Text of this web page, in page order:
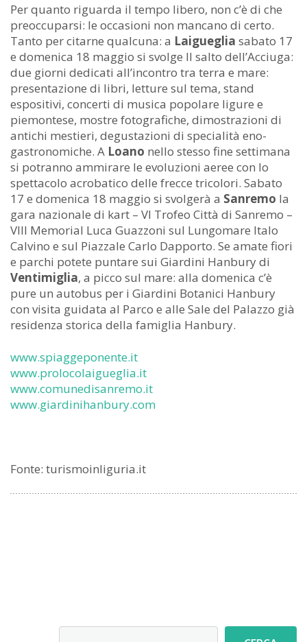
Per quanto riguarda il tempo libero, non c’è di che
preoccuparsi: le occasioni non mancano di certo.
Tanto per citarne qualcuna: a Laigueglia sabato 17
e domenica 18 maggio si svolge Il salto dell’Acciuga:
due giorni dedicati all’incontro tra terra e mare:
presentazione di libri, letture sul tema, stand
espositivi, concerti di musica popolare ligure e
piemontese, mostre fotografiche, dimostrazioni di
antichi mestieri, degustazioni di specialità eno-
gastronomiche. A Loano nello stesso fine settimana
si potranno ammirare le evoluzioni aeree con lo
spettacolo acrobatico delle frecce tricolori. Sabato
17 e domenica 18 maggio si svolgerà a Sanremo la
gara nazionale di kart – VI Trofeo Città di Sanremo –
VIII Memorial Luca Guazzoni sul Lungomare Italo
Calvino e sul Piazzale Carlo Dapporto. Se amate fiori
e parchi potete puntare sui Giardini Hanbury di
Ventimiglia, a picco sul mare: alla domenica c’è
pure un autobus per i Giardini Botanici Hanbury
con visita guidata al Parco e alle Sale del Palazzo già
residenza storica della famiglia Hanbury.
www.spiaggeponente.it
www.prolocolaigueglia.it
www.comunedisanremo.it
www.giardinihanbury.com
Fonte: turismoinliguria.it